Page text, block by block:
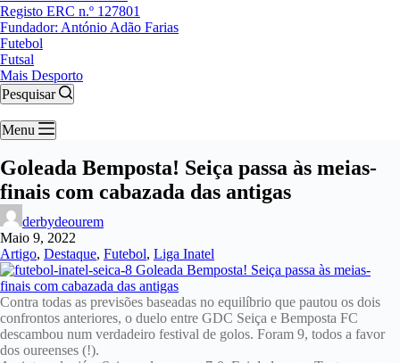
Registo ERC n.º 127801
Fundador: António Adão Farias
Futebol
Futsal
Mais Desporto
Pesquisar
Menu
Goleada Bemposta! Seiça passa às meias-
finais com cabazada das antigas
derbydeourem
Maio 9, 2022
Artigo, Destaque, Futebol, Liga Inatel
Contra todas as previsões baseadas no equilíbrio que pautou os dois
confrontos anteriores, o duelo entre GDC Seiça e Bemposta FC
descambou num verdadeiro festival de golos. Foram 9, todos a favor
dos oureenses (!).